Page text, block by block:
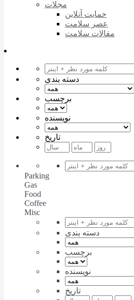
مجلات
حمایت آنلاین
عصر سلامت
مقالات سلامت
دسته بندی
برچسب
نویسنده
تاریخ
Parking
Gas
Food
Coffee
Misc
دسته بندی
برچسب
نویسنده
تاریخ